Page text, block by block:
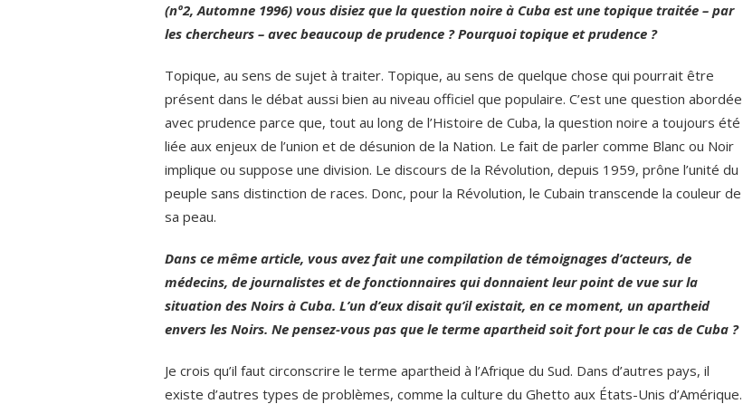
(nº2, Automne 1996) vous disiez que la question noire à Cuba est une topique traitée – par
les chercheurs – avec beaucoup de prudence ? Pourquoi topique et prudence ?
Topique, au sens de sujet à traiter. Topique, au sens de quelque chose qui pourrait être
présent dans le débat aussi bien au niveau officiel que populaire. C’est une question abordée
avec prudence parce que, tout au long de l’Histoire de Cuba, la question noire a toujours été
liée aux enjeux de l’union et de désunion de la Nation. Le fait de parler comme Blanc ou Noir
implique ou suppose une division. Le discours de la Révolution, depuis 1959, prône l’unité du
peuple sans distinction de races. Donc, pour la Révolution, le Cubain transcende la couleur de
sa peau.
Dans ce même article, vous avez fait une compilation de témoignages d’acteurs, de
médecins, de journalistes et de fonctionnaires qui donnaient leur point de vue sur la
situation des Noirs à Cuba. L’un d’eux disait qu’il existait, en ce moment, un apartheid
envers les Noirs. Ne pensez-vous pas que le terme apartheid soit fort pour le cas de Cuba ?
Je crois qu’il faut circonscrire le terme apartheid à l’Afrique du Sud. Dans d’autres pays, il
existe d’autres types de problèmes, comme la culture du Ghetto aux États-Unis d’Amérique.